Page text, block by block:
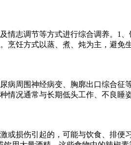
情志调节等方式进行综合调养。1
烹饪方式以蒸、煮、炖为主，避
病周围神经病变、胸廓出口综合
情况通常与长期低头工作、不良
或损伤引起的，可能与饮食、排